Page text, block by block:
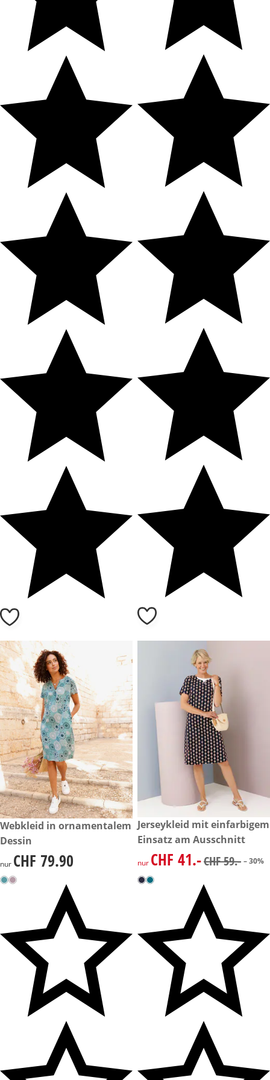
CHF 79.90
Webkleid in ornamentalem
Dessin
CHF 79.90
nur CHF 79.90
reduzierter Preis CHF 41.-,
-30%
Jerseykleid mit einfarbigem
Einsatz am Ausschnitt
reduzierter Preis CHF 41.-,
nur CHF 41.-CHF 59.- – 30%